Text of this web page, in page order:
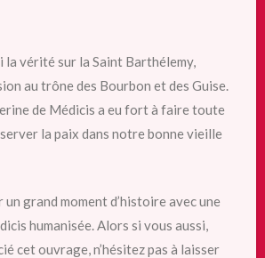
la vérité sur la Saint Barthélemy,
au trône des Bourbon et des Guise.
de Médicis a eu fort à faire toute
la paix dans notre bonne vieille
un grand moment d’histoire avec une
humanisée. Alors si vous aussi,
cet ouvrage, n’hésitez pas à laisser